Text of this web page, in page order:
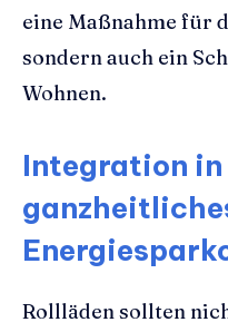
eine Maßnahme für
sondern auch ein
Wohnen.
Integration in
Rollläden sollten